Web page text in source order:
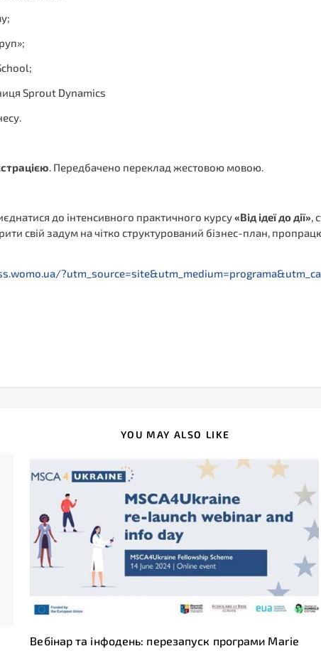
Sprout Dynamics
. Передбачено переклад жестовою мовою.
до інтенсивного практичного курсу«Від ідеї до дії»,
свій задум на чітко структурований бізнес-план,
YOU MAY ALSO LIKE
Вебінар та інфодень: перезапуск програми Marie